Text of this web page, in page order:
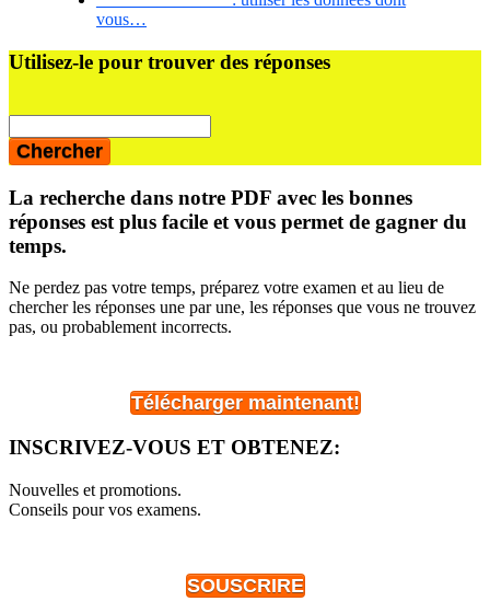
vous…
Barre
principale
Utilisez-le pour trouver des réponses
La recherche dans notre PDF avec les bonnes
réponses est plus facile et vous permet de gagner du
temps.
Ne perdez pas votre temps, préparez votre examen et au lieu de
chercher les réponses une par une, les réponses que vous ne trouvez
pas, ou probablement incorrects.
Télécharger maintenant!
INSCRIVEZ-VOUS ET OBTENEZ:
Nouvelles et promotions.
Conseils pour vos examens.
SOUSCRIRE